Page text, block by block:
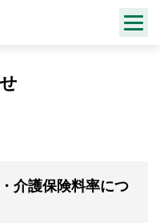
介護保険料率につ